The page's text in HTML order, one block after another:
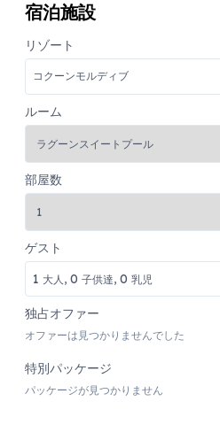
宿泊施設
リゾート
ルーム
部屋数
ゲスト
1 大人, 0 子供達, 0 乳児
独占オファー
オファーは見つかりませんでした
特別パッケージ
パッケージが見つかりません